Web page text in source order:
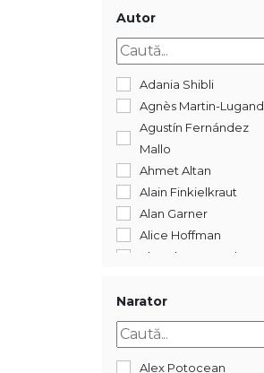
2016
2015
2014
2012
2009
Autor
Adania Shibli
Agnès Martin-Lugand
Agustín Fernández
Mallo
Ahmet Altan
Alain Finkielkraut
Alan Garner
Alice Hoffman
Almudena Grandes
Annie Ernaux
Araminta Hall
Asha Lemmie
Augustin Cupşa
Narator
Alex Potocean